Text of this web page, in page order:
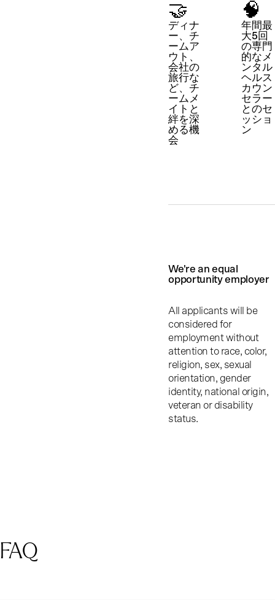
🤝
ディナ
ー、チ
ームア
ウト、
会社の
旅行な
ど、チ
ームメ
イトと
絆を深
める機
会
🧠
年間最
大5回
の専門
的なメ
ンタル
ヘルス
カウン
セラー
とのセ
ッショ
ン
We're an equal
opportunity employer
All applicants will be
considered for
employment without
attention to race, color,
religion, sex, sexual
orientation, gender
identity, national origin,
veteran or disability
status.
FAQ